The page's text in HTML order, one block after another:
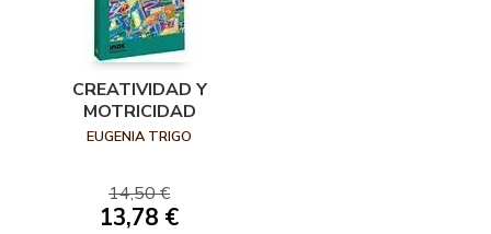
CREATIVIDAD Y
MOTRICIDAD
EUGENIA TRIGO
14,50 €
13,78 €